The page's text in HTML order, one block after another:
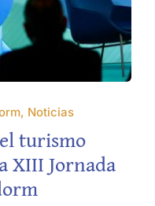
Noticias
turismo
XIII Jornada